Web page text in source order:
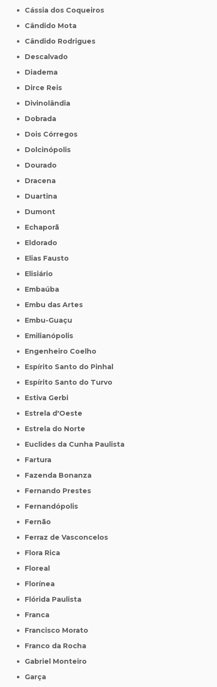
Cássia dos Coqueiros
Cândido Mota
Cândido Rodrigues
Descalvado
Diadema
Dirce Reis
Divinolândia
Dobrada
Dois Córregos
Dolcinópolis
Dourado
Dracena
Duartina
Dumont
Echaporã
Eldorado
Elias Fausto
Elisiário
Embaúba
Embu das Artes
Embu-Guaçu
Emilianópolis
Engenheiro Coelho
Espírito Santo do Pinhal
Espírito Santo do Turvo
Estiva Gerbi
Estrela d'Oeste
Estrela do Norte
Euclides da Cunha Paulista
Fartura
Fazenda Bonanza
Fernando Prestes
Fernandópolis
Fernão
Ferraz de Vasconcelos
Flora Rica
Floreal
Florínea
Flórida Paulista
Franca
Francisco Morato
Franco da Rocha
Gabriel Monteiro
Garça